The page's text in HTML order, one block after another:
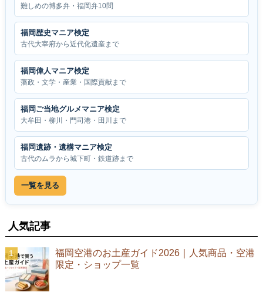
難しめの博多弁・福岡弁10問
福岡歴史マニア検定
古代大宰府から近代化遺産まで
福岡偉人マニア検定
藩政・文学・産業・国際貢献まで
福岡ご当地グルメマニア検定
大牟田・柳川・門司港・田川まで
福岡遺跡・遺構マニア検定
古代のムラから城下町・鉄道跡まで
一覧を見る
人気記事
福岡空港のお土産ガイド2026｜人気商品・空港
限定・ショップ一覧